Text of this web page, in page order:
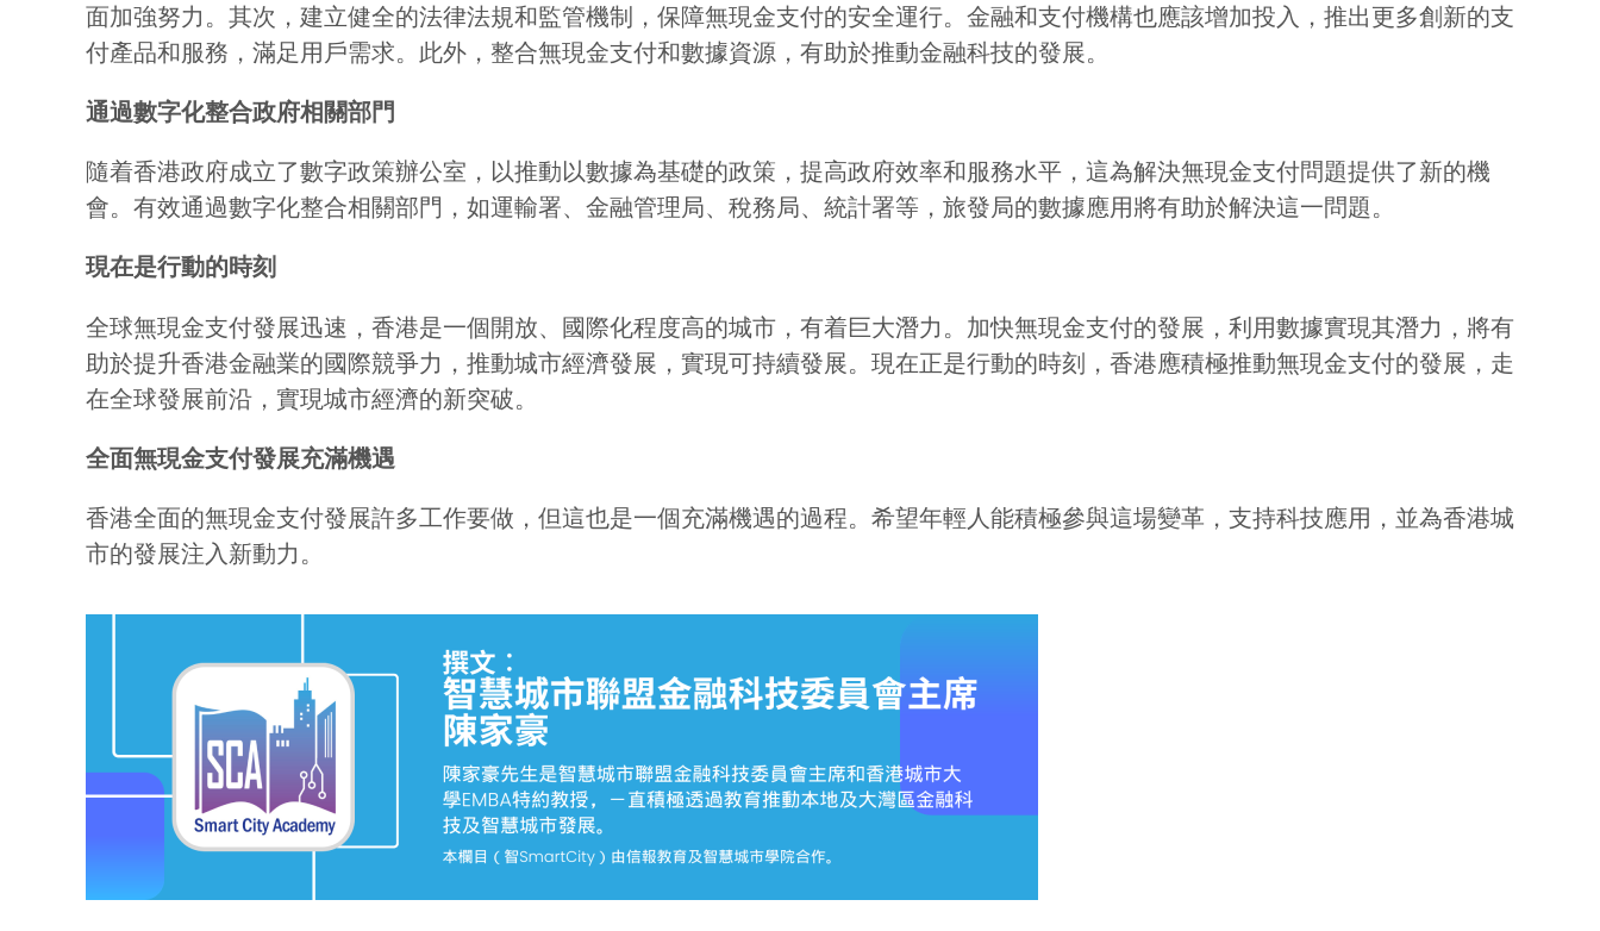
面加強努力。其次，建立健全的法律法規和監管機制，保障無現金支付的安全運行。金融和支付機構也應該增加投入，推出更多創新的支
付產品和服務，滿足用戶需求。此外，整合無現金支付和數據資源，有助於推動金融科技的發展。
通過數字化整合政府相關部門
隨着香港政府成立了數字政策辦公室，以推動以數據為基礎的政策，提高政府效率和服務水平，這為解決無現金支付問題提供了新的機
會。有效通過數字化整合相關部門，如運輸署、金融管理局、稅務局、統計署等，旅發局的數據應用將有助於解決這一問題。
現在是行動的時刻
全球無現金支付發展迅速，香港是一個開放、國際化程度高的城市，有着巨大潛力。加快無現金支付的發展，利用數據實現其潛力，將有
助於提升香港金融業的國際競爭力，推動城市經濟發展，實現可持續發展。現在正是行動的時刻，香港應積極推動無現金支付的發展，走
在全球發展前沿，實現城市經濟的新突破。
全面無現金支付發展充滿機遇
香港全面的無現金支付發展許多工作要做，但這也是一個充滿機遇的過程。希望年輕人能積極參與這場變革，支持科技應用，並為香港城
市的發展注入新動力。